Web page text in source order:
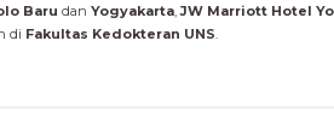
Baru dan Yogyakarta,JW Marriott Hotel
di Fakultas Kedokteran UNS.